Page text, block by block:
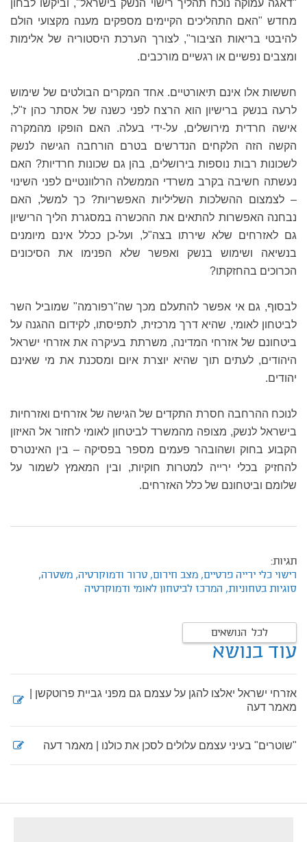
"דאגה עמוקה נוכח תהליך רישוי הנשק בישראל", וביקשו לבחון
מחדש "האם התהליכים הקיימים מספקים מענה מקצועי הולם
להיבטי בריאות הציבור", לצורך הערכת היסטוריה של אלימות
ומצבים נפשיים או רגשיים מורכבים.
חששות אלו אינם תיאורטיים. אחד המקרים הבולטים של שימוש
לרעה בנשק ברישיון הוא הרצח לפני כשנה של אסתר כהן ז"ל,
אישה חרדית מירושלים, על-ידי בעלה. האם הופקו מהמקרה
הקשה הזה הלקחים הנדרשים בטרם הורחבה הגישה לנשק
לשכונות רבות נוספות בירושלים, בהן גם שכונות חרדיות? האם
נעשתה חשיבה בקרב משרדי הממשלה הרלוונטיים לפני השינוי
– לצמצום ההשלכות השליליות האפשריות? כך למשל, האם
נבחנה האפשרות להתאים את ההכשרה במסגרת הליך הרישיון
גם לאזרחים שלא שירתו בצה"ל, ועל-כן ככלל אינם מיומנים
בנשיאה ושימוש בנשק ואפשר שלא הפנימו את הסיכונים
הכרוכים בהחזקתו?
לבסוף, גם אי אפשר להתעלם מכך שה"רפורמה" שמוביל השר
לביטחון לאומי, שהיא דרך מרכזית, לתפיסתו, לקידום ההגנה על
ביטחונם של אזרחי המדינה, משרתת בעיקרה את אזרחי ישראל
היהודים, לעתים תוך שהיא יוצרת איום ומסכנת את מי שאינם
יהודים.
לנוכח ההרחבה חסרת התקדים של הגישה של אזרחים ואזרחיות
בישראל לנשק, מצופה מהמשרד לביטחון לאומי לחזור אל האיזון
הקבוע בחוק ושהובהר פעמים מספר בפסיקה – בין האינטרס
להחזיק בכלי ירייה למטרות חוקיות, ובין המאמץ לשמור על
שלומם וביטחונם של כלל האזרחים.
תגיות:
רישוי כלי ירייה פרטיים, מצב חירום, טרור ודמוקרטיה, משטרה,
סוגיות בטחוניות, המרכז לביטחון לאומי ודמוקרטיה
לכל הנושאים
עוד בנושא
אזרחי ישראל יאלצו להגן על עצמם גם מפני גביית פרוטקשן |
מאמר דעה
"שוטרים" בעיני עצמם עלולים לסכן את כולנו | מאמר דעה